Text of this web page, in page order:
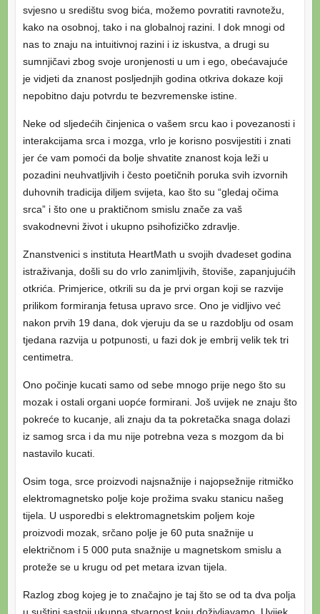
svjesno u središtu svog bića, možemo povratiti ravnotežu,
kako na osobnoj, tako i na globalnoj razini. I dok mnogi od
nas to znaju na intuitivnoj razini i iz iskustva, a drugi su
sumnjičavi zbog svoje uronjenosti u um i ego, obećavajuće
je vidjeti da znanost posljednjih godina otkriva dokaze koji
nepobitno daju potvrdu te bezvremenske istine.
Neke od sljedećih činjenica o vašem srcu kao i povezanosti i
interakcijama srca i mozga, vrlo je korisno posvijestiti i znati
jer će vam pomoći da bolje shvatite znanost koja leži u
pozadini neuhvatljivih i često poetičnih poruka svih izvornih
duhovnih tradicija diljem svijeta, kao što su “gledaj očima
srca” i što one u praktičnom smislu znače za vaš
svakodnevni život i ukupno psihofizičko zdravlje.
Znanstvenici s instituta HeartMath u svojih dvadeset godina
istraživanja, došli su do vrlo zanimljivih, štoviše, zapanjujućih
otkrića. Primjerice, otkrili su da je prvi organ koji se razvije
prilikom formiranja fetusa upravo srce. Ono je vidljivo već
nakon prvih 19 dana, dok vjeruju da se u razdoblju od osam
tjedana razvija u potpunosti, u fazi dok je embrij velik tek tri
centimetra.
Ono počinje kucati samo od sebe mnogo prije nego što su
mozak i ostali organi uopće formirani. Još uvijek ne znaju što
pokreće to kucanje, ali znaju da ta pokretačka snaga dolazi
iz samog srca i da mu nije potrebna veza s mozgom da bi
nastavilo kucati.
Osim toga, srce proizvodi najsnažnije i najopsežnije ritmičko
elektromagnetsko polje koje prožima svaku stanicu našeg
tijela. U usporedbi s elektromagnetskim poljem koje
proizvodi mozak, srčano polje je 60 puta snažnije u
električnom i 5 000 puta snažnije u magnetskom smislu a
proteže se u krugu od pet metara izvan tijela.
Razlog zbog kojeg je to značajno je taj što se od ta dva polja